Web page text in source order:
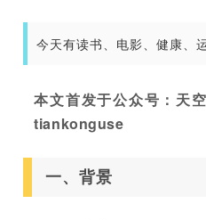
今天有读书、电影、健康、
本文首发于公众号：天
tiankonguse
一、背景